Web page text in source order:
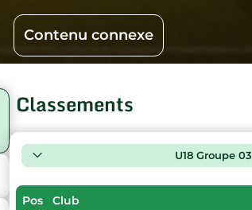
Contenu connexe
Classements
U18 Groupe 03
Pos Club